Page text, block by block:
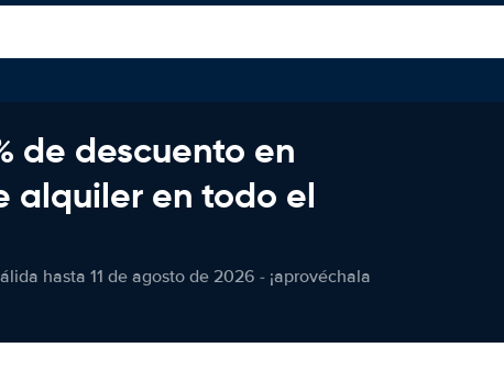
de descuento en
alquiler en todo el
hasta 11 de agosto de 2026 - ¡aprovéchala